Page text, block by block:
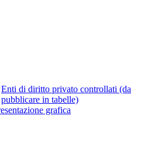
Enti di diritto privato controllati (da
pubblicare in tabelle)
grafica